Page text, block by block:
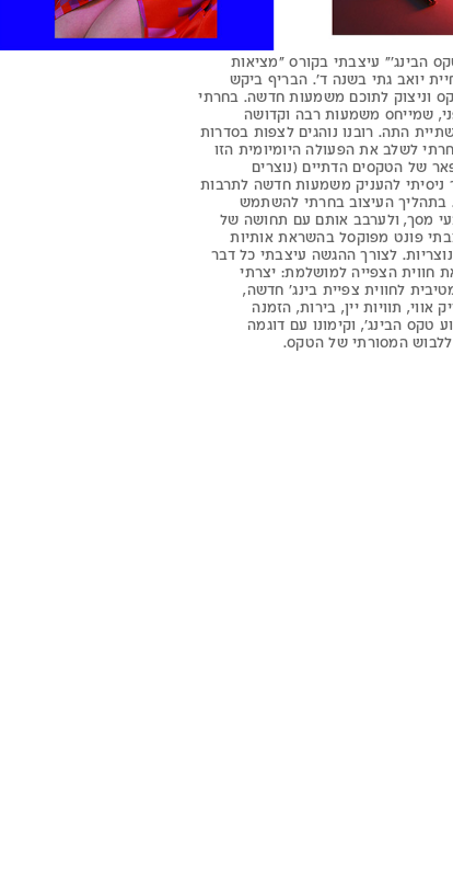
הבינג׳״ עיצבתי בקורס ״מציאות
יואב גתי בשנה ד׳. הבריף ביקש
וניצוק לתוכם משמעות חדשה. בחרתי
שמייחס משמעות רבה וקדושה
התה. רובנו נוהגים לצפות בסדרות
לשלב את הפעולה היומיומית הזו
של הטקסים הדתיים (נוצרים
ניסיתי להעניק משמעות חדשה לתרבות
בתהליך העיצוב בחרתי להשתמש
מסך, ולערבב אותם עם תחושה של
פונט מפוקסל בהשראת אותיות
לצורך ההגשה עיצבתי כל דבר
חווית הצפייה למושלמת: יצרתי
לחווית צפיית בינג׳ חדשה,
אווי, תוויות יין, בירות, הזמנה
טקס הבינג׳, וקימונו עם דוגמה
המסורתי של הטקס.